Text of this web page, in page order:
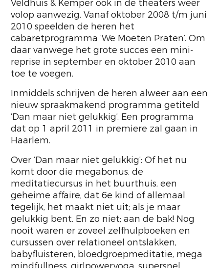
Veldhuis & Kemper ook in de theaters weer
volop aanwezig. Vanaf oktober 2008 t/m juni
2010 speelden de heren het
cabaretprogramma ‘We Moeten Praten’. Om
daar vanwege het grote succes een mini-
reprise in september en oktober 2010 aan
toe te voegen.
Inmiddels schrijven de heren alweer aan een
nieuw spraakmakend programma getiteld
‘Dan maar niet gelukkig’. Een programma
dat op 1 april 2011 in premiere zal gaan in
Haarlem.
Over ‘Dan maar niet gelukkig’: Of het nu
komt door die megabonus, de
meditatiecursus in het buurthuis, een
geheime affaire, dat 6e kind of allemaal
tegelijk, het maakt niet uit; als je maar
gelukkig bent. En zo niet; aan de bak! Nog
nooit waren er zoveel zelfhulpboeken en
cursussen over relationeel ontslakken,
babyfluisteren, bloedgroepmeditatie, mega